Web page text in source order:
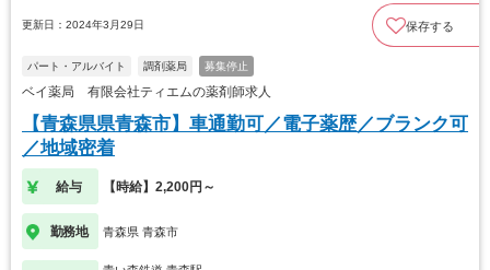
更新日：2024年3月29日 保存する
パート・アルバイト 調剤薬局 募集停止
ベイ薬局 有限会社ティエムの薬剤師求人
【青森県県青森市】車通勤可／電子薬歴／ブランク可
／地域密着
給与 【時給】2,200円～
勤務地 青森県 青森市